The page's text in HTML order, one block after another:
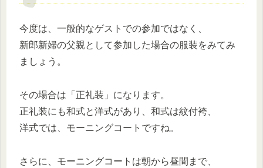
今度は、一般的なゲストでの参加ではなく、
新郎新婦の父親として参加した場合の服装をみてみ
ましょう。
その場合は「正礼装」になります。
正礼装にも和式と洋式があり、和式は紋付袴、
洋式では、モーニングコートですね。
さらに、モーニングコートは朝から昼間まで、